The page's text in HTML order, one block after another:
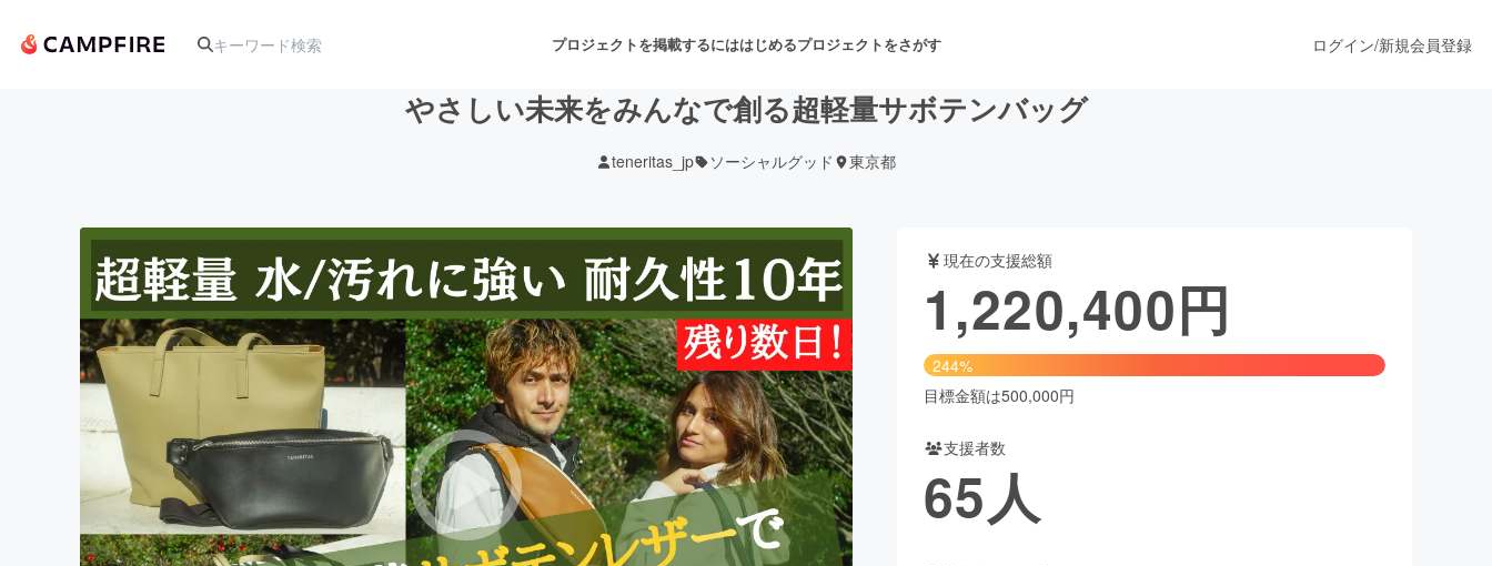
プロジェクトを掲載するにははじめるプロジェクトをさがす
アート・写真 音楽 舞台・パフォーマンス
テクノロジー・ガジェット ゲーム・サービス開発 フード・飲食店 ファッション
映像・映画 書籍・雑誌出版 アニメ・漫画
ビジネス・起業 チャレンジ ビューティー・ヘルスケア
まちづくり・地域活性化
ログイン/新規会員登録
やさしい未来をみんなで創る超軽量サボテンバッグ
teneritas_jp ソーシャルグッド 東京都
現在の支援総額
1,220,400円
244%
目標金額は500,000円
支援者数
65人